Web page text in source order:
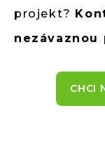
projekt?
nezávaznou
CHCI